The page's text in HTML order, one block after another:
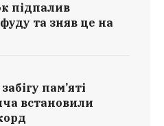
підпалив
та зняв це на
пам’яті
встановили